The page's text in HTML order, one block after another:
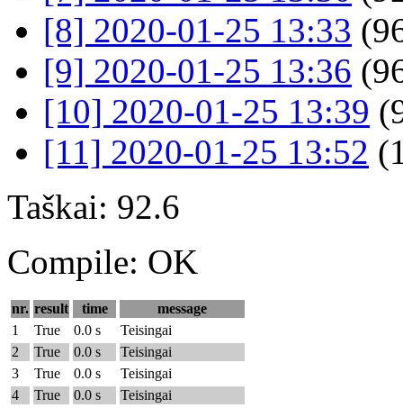
[8] 2020-01-25 13:33
[9] 2020-01-25 13:36
[10] 2020-01-25 13:39
[11] 2020-01-25 13:52
Taškai: 92.6
Compile: OK
nr. result time
message
1
True 0.0 s
Teisingai
2
True 0.0 s
Teisingai
3
True 0.0 s
Teisingai
4
True 0.0 s
Teisingai